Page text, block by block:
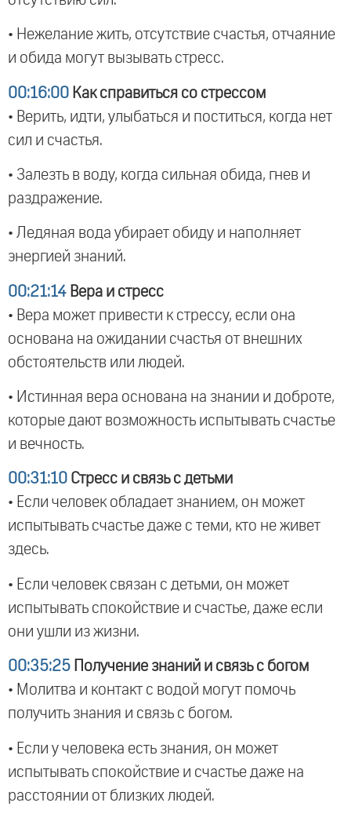
• Нежелание жить, отсутствие счастья, отчаяние
и обида могут вызывать стресс.
00:16:00 Как справиться со стрессом
• Верить, идти, улыбаться и поститься, когда нет
сил и счастья.
• Залезть в воду, когда сильная обида, гнев и
раздражение.
• Ледяная вода убирает обиду и наполняет
энергией знаний.
00:21:14 Вера и стресс
• Вера может привести к стрессу, если она
основана на ожидании счастья от внешних
обстоятельств или людей.
• Истинная вера основана на знании и доброте,
которые дают возможность испытывать счастье
и вечность.
00:31:10 Стресс и связь с детьми
• Если человек обладает знанием, он может
испытывать счастье даже с теми, кто не живет
здесь.
• Если человек связан с детьми, он может
испытывать спокойствие и счастье, даже если
они ушли из жизни.
00:35:25 Получение знаний и связь с богом
• Молитва и контакт с водой могут помочь
получить знания и связь с богом.
• Если у человека есть знания, он может
испытывать спокойствие и счастье даже на
расстоянии от близких людей.